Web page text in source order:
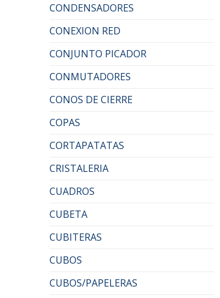
CONDENSADORES
CONEXION RED
CONJUNTO PICADOR
CONMUTADORES
CONOS DE CIERRE
COPAS
CORTAPATATAS
CRISTALERIA
CUADROS
CUBETA
CUBITERAS
CUBOS
CUBOS/PAPELERAS